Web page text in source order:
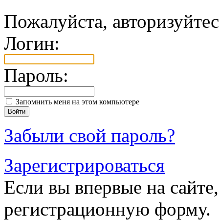
Пожалуйста,
Логин:
Пароль:
Запомнить меня на этом компьютере
Забыли свой пароль?
Зарегистрироваться
Если вы впервые на
регистрационную форму.